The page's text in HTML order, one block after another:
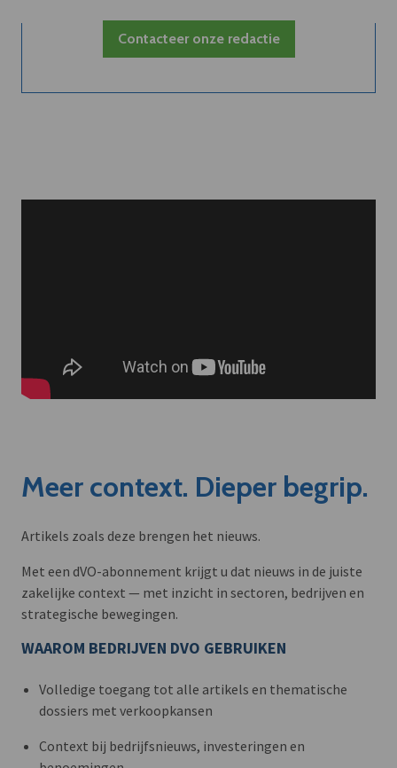
Contacteer onze redactie
Meer context. Dieper begrip.
Artikels zoals deze brengen het nieuws.
Met een dVO-abonnement krijgt u dat nieuws in de juiste
zakelijke context — met inzicht in sectoren, bedrijven en
strategische bewegingen.
WAAROM BEDRIJVEN DVO GEBRUIKEN
Volledige toegang tot alle artikels en thematische
dossiers met verkoopkansen
Context bij bedrijfsnieuws, investeringen en